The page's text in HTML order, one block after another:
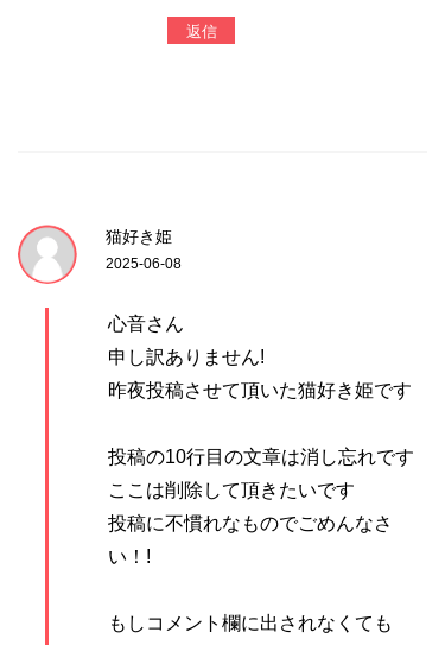
返信
猫好き姫
2025-06-08
心音さん
申し訳ありません!
昨夜投稿させて頂いた猫好き姫です
投稿の10行目の文章は消し忘れです
ここは削除して頂きたいです
投稿に不慣れなものでごめんなさ
い！!
もしコメント欄に出されなくても